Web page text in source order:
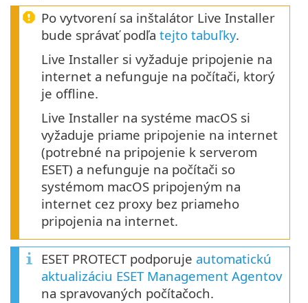
Po vytvorení sa inštalátor Live Installer
bude správať podľa tejto tabuľky.
Live Installer si vyžaduje pripojenie na
internet a nefunguje na počítači, ktorý
je offline.
Live Installer na systéme macOS si
vyžaduje priame pripojenie na internet
(potrebné na pripojenie k serverom
ESET) a nefunguje na počítači so
systémom macOS pripojeným na
internet cez proxy bez priameho
pripojenia na internet.
ESET PROTECT podporuje automatickú
aktualizáciu ESET Management Agentov
na spravovaných počítačoch.